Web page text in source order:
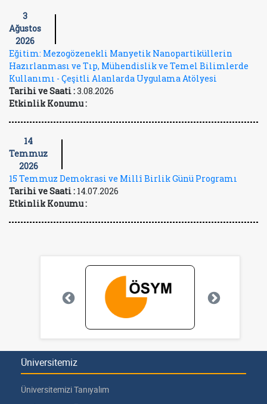
3
Ağustos
2026
Eğitim: Mezogözenekli Manyetik Nanopartiküllerin
Hazırlanması ve Tıp, Mühendislik ve Temel Bilimlerde
Kullanımı - Çeşitli Alanlarda Uygulama Atölyesi
Tarihi ve Saati :3.08.2026
Etkinlik Konumu :
14
Temmuz
2026
15 Temmuz Demokrasi ve Millî Birlik Günü Programı
Tarihi ve Saati : 14.07.2026
Etkinlik Konumu :
Üniversitemiz
Üniversitemizi Tanıyalım